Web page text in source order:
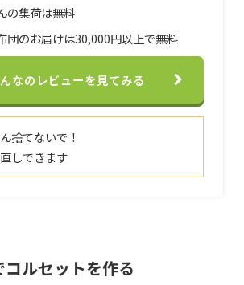
の集荷は無料
団のお届けは30,000円以上で無料
なのレビューを見てみる
捨てないで！
しできます
ルセットを作る